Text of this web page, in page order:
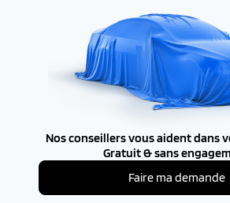
Nos conseillers vous aident dans
Gratuit & sans
Faire ma demande